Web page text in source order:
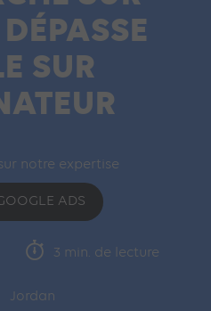
SUR
notre expertise
ADS
3 min. de lecture
Jordan